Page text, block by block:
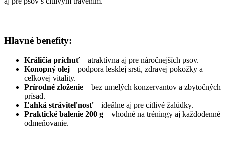
Hlavné benefity:
Králičia príchuť– atraktívna aj pre náročnejších psov.
Konopný olej – podpora lesklej srsti, zdravej pokožky a
celkovej vitality.
Prírodné zloženie – bez umelých konzervantov a zbytočných
prísad.
Ľahká stráviteľnosť– ideálne aj pre citlivé žalúdky.
Praktické balenie 200 g – vhodné na tréningy aj každodenné
odmeňovanie.